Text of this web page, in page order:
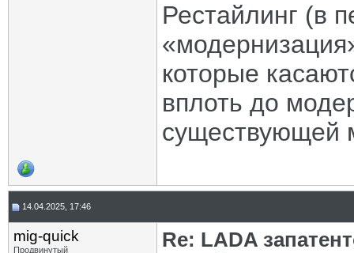
Рестайлинг (в
которые
вплоть до
существующей
14.04.2025, 17:46
mig-quick
Продвинутый
Re: LADA